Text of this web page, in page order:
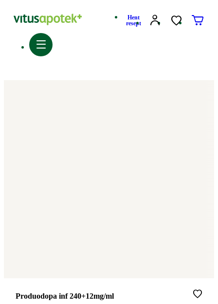
Hent
resept
Merke:
Produodopa inf 240+12mg/ml